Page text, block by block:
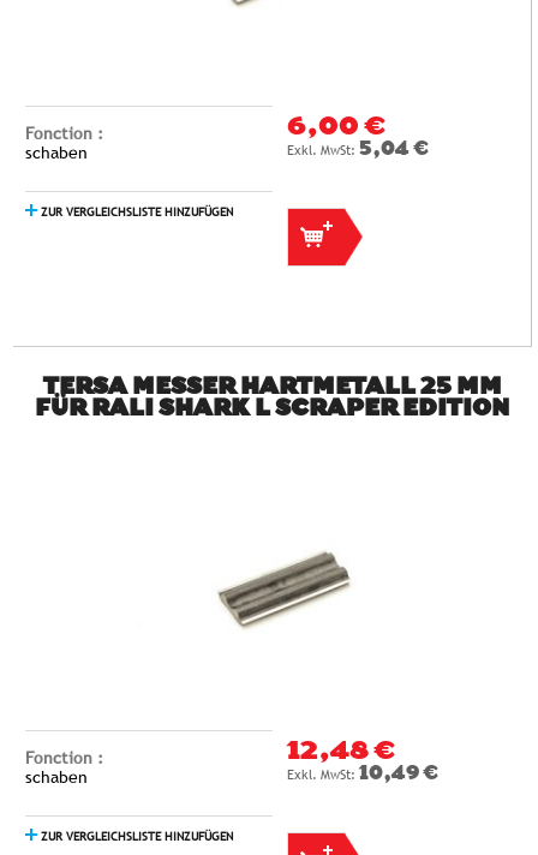
Fonction :
schaben
ZUR VERGLEICHSLISTE HINZUFÜGEN
6,00 €
5,04 €
TERSA MESSER HARTMETALL 25 MM
FÜR RALI SHARK L SCRAPER EDITION
Fonction :
schaben
ZUR VERGLEICHSLISTE HINZUFÜGEN
12,48 €
10,49 €